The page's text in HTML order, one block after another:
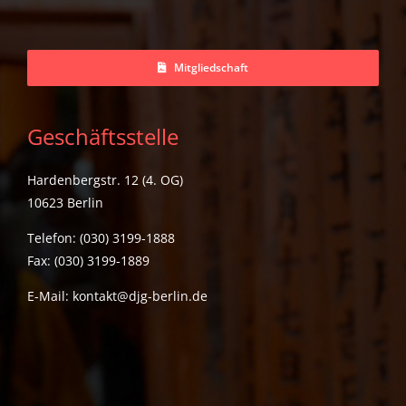
Mitgliedschaft
Geschäftsstelle
Hardenbergstr. 12 (4. OG)
10623 Berlin
Telefon: (030) 3199-1888
Fax: (030) 3199-1889
E-Mail: kontakt@djg-berlin.de